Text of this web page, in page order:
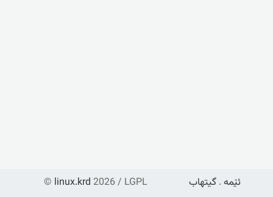
© linux.krd 2026 / LGPL ئێمە . گیتهاب